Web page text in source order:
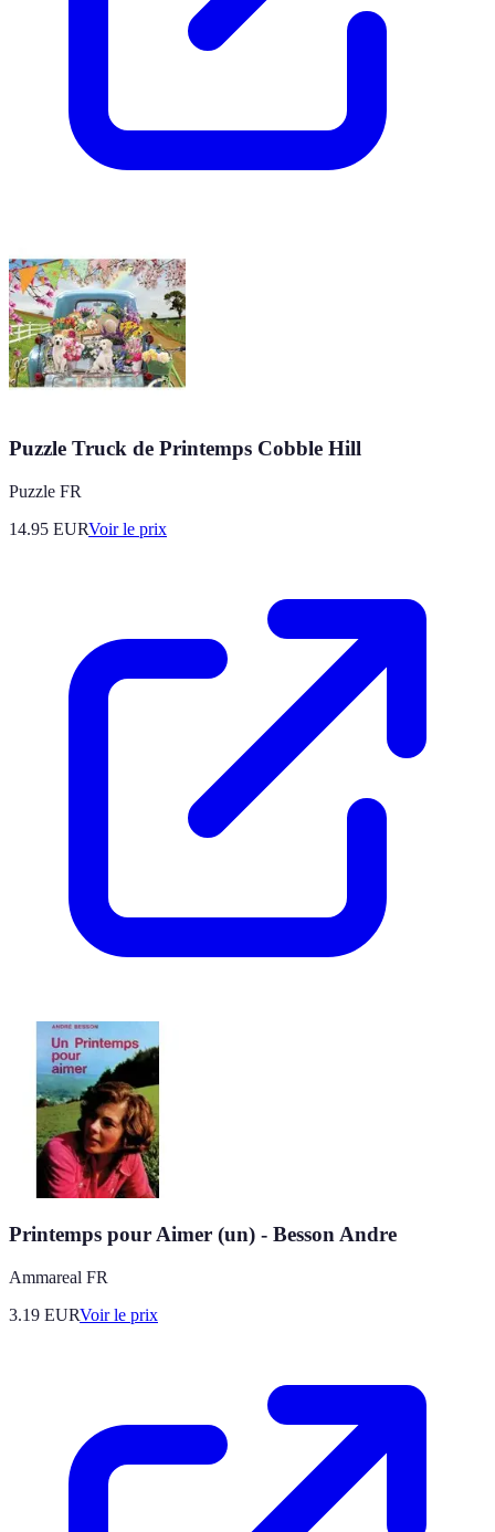
Puzzle Truck de Printemps Cobble Hill
Puzzle FR
14.95 EURVoir le prix
Printemps pour Aimer (un) - Besson Andre
Ammareal FR
3.19 EURVoir le prix